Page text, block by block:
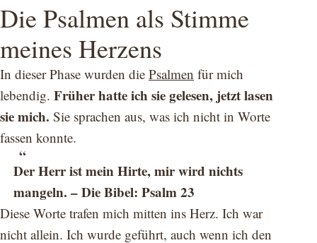
Die Psalmen als Stimme
meines Herzens
In dieser Phase wurden die Psalmen für mich
lebendig. Früher hatte ich sie gelesen, jetzt lasen
sie mich. Sie sprachen aus, was ich nicht in Worte
fassen konnte.
Der Herr ist mein Hirte, mir wird nichts
mangeln. – Die Bibel: Psalm 23
Diese Worte trafen mich mitten ins Herz. Ich war
nicht allein. Ich wurde geführt, auch wenn ich den